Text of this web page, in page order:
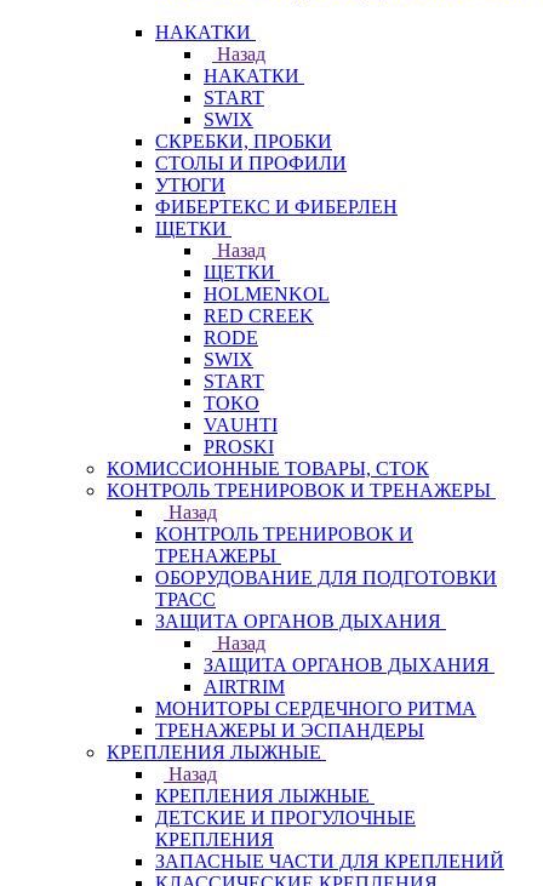
НАКАТКИ
Назад
НАКАТКИ
START
SWIX
СКРЕБКИ, ПРОБКИ
СТОЛЫ И ПРОФИЛИ
УТЮГИ
ФИБЕРТЕКС И ФИБЕРЛЕН
ЩЕТКИ
Назад
ЩЕТКИ
HOLMENKOL
RED CREEK
RODE
SWIX
START
TOKO
VAUHTI
PROSKI
КОМИССИОННЫЕ ТОВАРЫ, СТОК
КОНТРОЛЬ ТРЕНИРОВОК И ТРЕНАЖЕРЫ
Назад
КОНТРОЛЬ ТРЕНИРОВОК И
ТРЕНАЖЕРЫ
ОБОРУДОВАНИЕ ДЛЯ ПОДГОТОВКИ
ТРАСС
ЗАЩИТА ОРГАНОВ ДЫХАНИЯ
Назад
ЗАЩИТА ОРГАНОВ ДЫХАНИЯ
AIRTRIM
МОНИТОРЫ СЕРДЕЧНОГО РИТМА
ТРЕНАЖЕРЫ И ЭСПАНДЕРЫ
КРЕПЛЕНИЯ ЛЫЖНЫЕ
Назад
КРЕПЛЕНИЯ ЛЫЖНЫЕ
ДЕТСКИЕ И ПРОГУЛОЧНЫЕ
КРЕПЛЕНИЯ
ЗАПАСНЫЕ ЧАСТИ ДЛЯ КРЕПЛЕНИЙ